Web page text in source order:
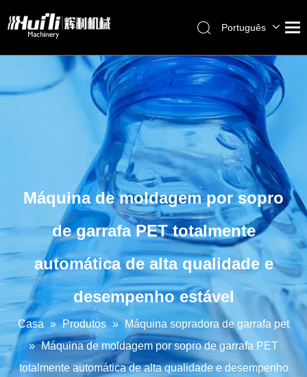
Português
العربية
Français
Pусский
Español
Máquina de moldagem por sopro
de garrafa PET totalmente
automática de alta qualidade e
desempenho estável
Casa » Produtos » Máquina sopradora de garrafa pet
» Máquina de moldagem por sopro de garrafa PET
totalmente automática de alta qualidade e desempenho